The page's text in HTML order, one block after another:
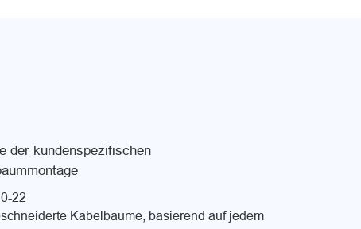
der kundenspezifischen
22
Kabelbäume, basierend auf jedem